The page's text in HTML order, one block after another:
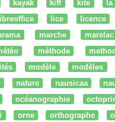
kayak kiff kite
libreoffice lice licence
marche marelac
méthode
modèle modèles
nature nausicaa
océanographie
orne orthographe